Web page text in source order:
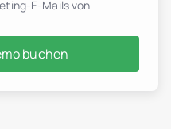
E-Mails von
buchen